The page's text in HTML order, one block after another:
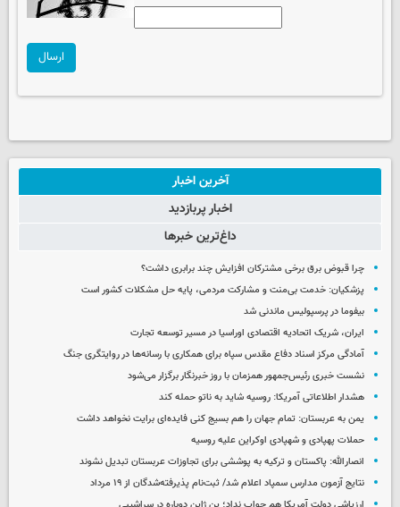
ارسال
آخرین اخبار
اخبار پربازدید
داغ‌ترین خبرها
چرا قبوض برق برخی مشترکان افزایش چند برابری داشت؟
پزشکیان: خدمت بی‌منت و مشارکت مردمی، پایه حل مشکلات کشور است
بیفوما در پرسپولیس ماندنی شد
ایران، شریک اتحادیه اقتصادی اوراسیا در مسیر توسعه تجارت
آمادگی مرکز اسناد دفاع مقدس سپاه برای همکاری با رسانه‌ها در روایتگری جنگ
نشست خبری رئیس‌جمهور همزمان با روز خبرنگار برگزار می‌شود
هشدار اطلاعاتی آمریکا: روسیه شاید به ناتو حمله کند
یمن به عربستان: تمام جهان را هم بسیج کنی فایده‌ای برایت نخواهد داشت
حملات پهپادی و شهپادی اوکراین علیه روسیه
انصارالله: پاکستان و ترکیه به پوششی برای تجاوزات عربستان تبدیل نشوند
نتایج آزمون مدارس سمپاد اعلام شد/ ثبت‌نام پذیرفته‌شدگان از ۱۹ مرداد